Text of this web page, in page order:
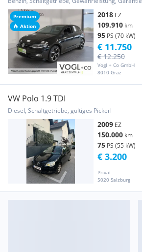
Premium
Aktion
2018 EZ
109.910 km
95 PS (70 kW)
Vogl + Co GmbH
8010 Graz
€ 12.250
€ 11.750
VW Polo 1.9 TDI
Diesel, Schaltgetriebe, gültiges Pickerl
2009 EZ
150.000 km
75 PS (55 kW)
Privat
5020 Salzburg
€ 3.200